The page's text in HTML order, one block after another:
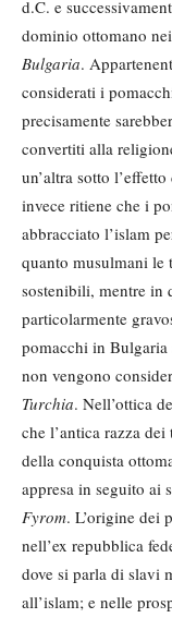
d.C. e
dominio ottomano
Bulgaria.
considerati i
precisamente
convertiti alla
un’altra sotto
invece ritiene che i
abbracciato l’islam
quanto musulmani le
sostenibili, mentre in
particolarmente
pomacchi in Bulgaria
non vengono
Turchia. Nell’ottica
che l’antica razza
della conquista
appresa in seguito ai
Fyrom. L’origine dei
nell’ex repubblica
dove si parla di slavi
all’islam; e nelle